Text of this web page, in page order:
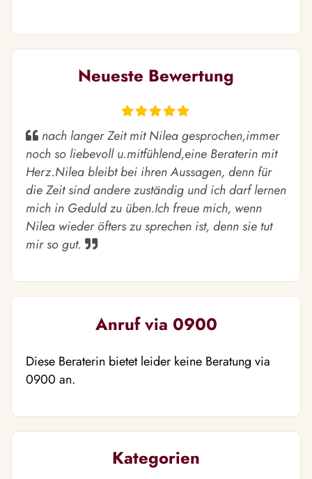
Neueste Bewertung
nach langer Zeit mit Nilea gesprochen,immer
noch so liebevoll u.mitfühlend,eine Beraterin mit
Herz.Nilea bleibt bei ihren Aussagen, denn für
die Zeit sind andere zuständig und ich darf lernen
mich in Geduld zu üben.Ich freue mich, wenn
Nilea wieder öfters zu sprechen ist, denn sie tut
mir so gut.
Anruf via 0900
Diese Beraterin bietet leider keine Beratung via
0900 an.
Kategorien